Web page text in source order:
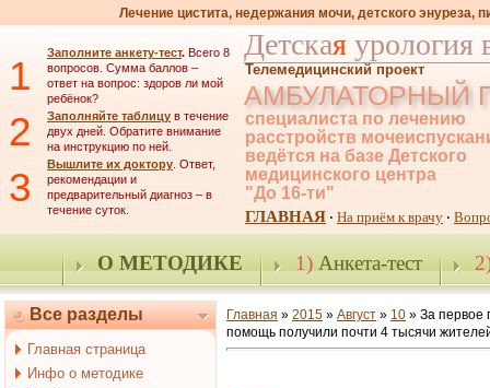
Лечение цистита, недержания мочи, детского энуреза,
1 Заполните анкету-тест. Всего 8
вопросов. Сумма баллов –
ответ на вопрос: здоров ли мой
ребёнок?
2 Заполняйте таблицу в течение
двух дней. Обратите внимание
на инструкцию по ней.
3 Вышлите их доктору. Ответ,
рекомендации и
предварительный диагноз – в
течение суток.
Детская урология
Телемедицинский проект
АМБУЛАТОРНЫЙ
специалиста по лечению
расстройств
ведётся на базе Детского
медицинского центра
"До 16-ти"
ГЛАВНАЯ · На приём к врачу ·
О МЕТОДИКЕ 1)Анкета-тест
Все разделы
Главная страница
Инфо о методике
Главная » 2015 » Август » 10 » За первое
помощь получили почти 4 тысячи